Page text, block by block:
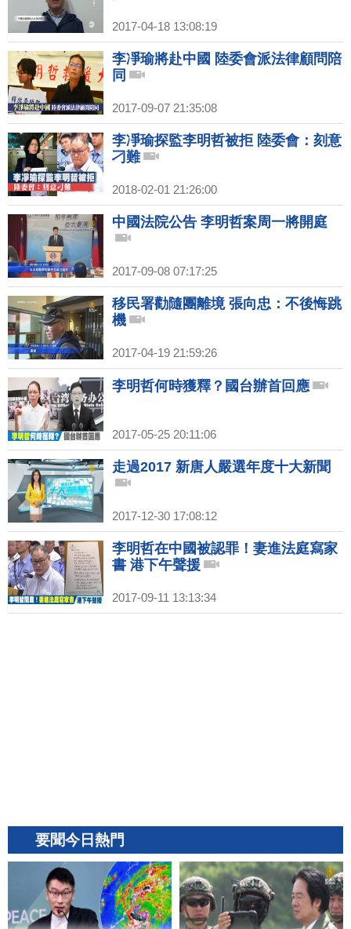
2017-04-18 13:08:19
李凈瑜將赴中國 陸委會派法律顧問陪
同
2017-09-07 21:35:08
李凈瑜探監李明哲被拒 陸委會：刻意
刁難
2018-02-01 21:26:00
中國法院公告 李明哲案周一將開庭
2017-09-08 07:17:25
移民署勸隨團離境 張向忠：不後悔跳
機
2017-04-19 21:59:26
李明哲何時獲釋？國台辦首回應
2017-05-25 20:11:06
走過2017 新唐人嚴選年度十大新聞
2017-12-30 17:08:12
李明哲在中國被認罪！妻進法庭寫家
書 港下午聲援
2017-09-11 13:13:34
要聞今日熱門